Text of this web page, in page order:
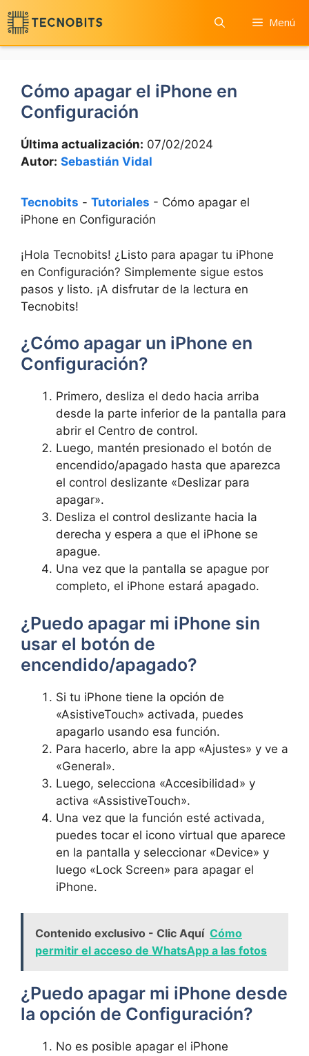
Saltar
al
contenido
Menú
Cómo apagar el iPhone en
Configuración
Última actualización: 07/02/2024
Autor: Sebastián Vidal
Tecnobits - Tutoriales - Cómo apagar el
iPhone en Configuración
¡Hola Tecnobits! ¿Listo para apagar tu ⁣iPhone
en ​Configuración? Simplemente sigue estos
pasos y ​listo. ¡A disfrutar⁤ de la lectura en
Tecnobits! ‍
¿Cómo apagar un iPhone en
Configuración?
Primero, desliza‌ el ⁣dedo hacia arriba
desde⁢ la parte inferior de la pantalla para
⁤abrir el Centro ⁤de control.
Luego, mantén​ presionado el botón de
‍encendido/apagado ‌hasta que aparezca
el control⁤ deslizante⁣ «Deslizar para
‍apagar».
Desliza ⁢el‌ control deslizante hacia la
derecha y espera⁣ a que el iPhone se
apague.⁣
Una vez ‍que la pantalla‍ se apague​ por
completo, el ‌iPhone ​estará apagado.
¿Puedo ⁤apagar mi iPhone sin
‌usar el botón de
‍encendido/apagado?
Si tu iPhone​ tiene la opción ‍de
«AsistiveTouch» activada, puedes
apagarlo usando esa⁤ función.
Para hacerlo, abre ⁣la app «Ajustes» y ve a
«General».
Luego, selecciona «Accesibilidad» y
activa «AssistiveTouch». ​
Una vez que la función ⁤esté activada,
puedes tocar el icono virtual ‌que aparece
en la pantalla‍ y seleccionar «Device» y
luego «Lock Screen»⁤ para​ apagar el
iPhone.​
Contenido exclusivo - Clic Aquí Cómo
permitir el acceso de WhatsApp a las fotos
¿Puedo apagar mi iPhone desde
la⁢ opción de ‌Configuración?
No es posible apagar ⁣el ⁢iPhone